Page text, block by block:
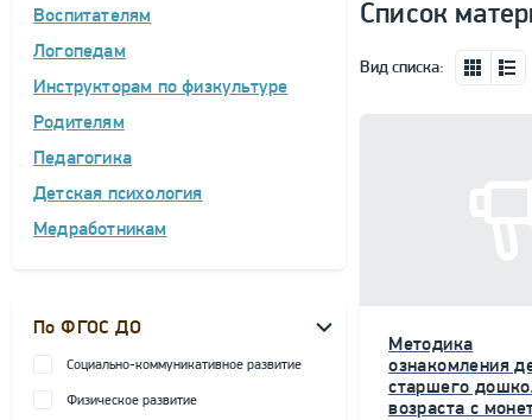
Воспитателям
Логопедам
Инструкторам по физкультуре
Родителям
Педагогика
Детская психология
Медработникам
По ФГОС ДО
Социально-коммуникативное развитие
Физическое развитие
Список
Вид списка:
Методика
ознакомления
старшего
возраста с